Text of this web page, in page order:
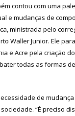
contou com uma
e mudanças de
ministrada pelo
Waller Junior. Ele
e Acre pela criação
todas as formas
de
“É preciso